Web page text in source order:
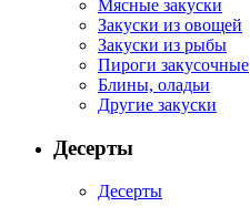
Мясные закуски
Закуски из овощей
Закуски из рыбы
Пироги закусочные
Блины, оладьи
Другие закуски
Десерты
Десерты